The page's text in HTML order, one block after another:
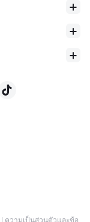
ความเป็นส่วนตัวและข้อ